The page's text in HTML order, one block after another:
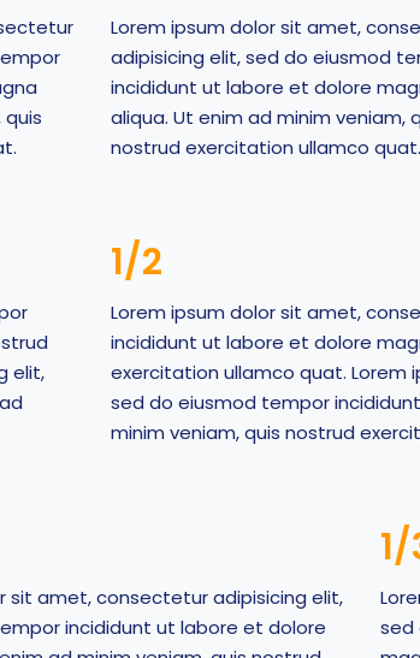
Lorem ipsum dolor sit amet,
adipisicing elit, sed do eiusmod
incididunt ut labore et dolore
aliqua. Ut enim ad minim veniam,
nostrud exercitation ullamco quat.
elit,
1/2
Lorem ipsum dolor sit amet,
incididunt ut labore et dolore
exercitation ullamco quat. Lorem
sed do eiusmod tempor
minim veniam, quis nostrud
sit amet, consectetur adipisicing elit,
incididunt ut labore et dolore
sed